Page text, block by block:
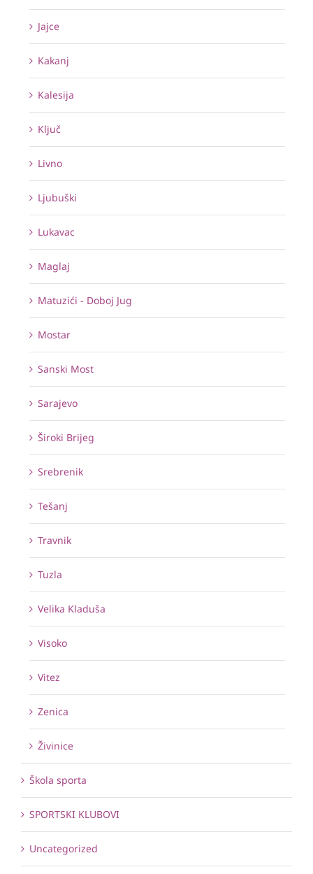
Jajce
Kakanj
Kalesija
Ključ
Livno
Ljubuški
Lukavac
Maglaj
Matuzići - Doboj Jug
Mostar
Sanski Most
Sarajevo
Široki Brijeg
Srebrenik
Tešanj
Travnik
Tuzla
Velika Kladuša
Visoko
Vitez
Zenica
Živinice
Škola sporta
SPORTSKI KLUBOVI
Uncategorized